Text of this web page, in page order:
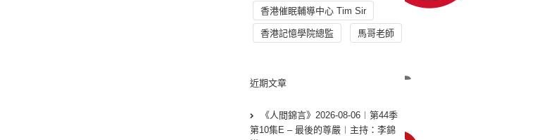
香港催眠輔導中心 Tim Sir
香港記憶學院總監 馬哥老師
近期文章
《人間錦言》2026-08-06︱第44季
第10集E – 最後的尊嚴︱主持：李錦